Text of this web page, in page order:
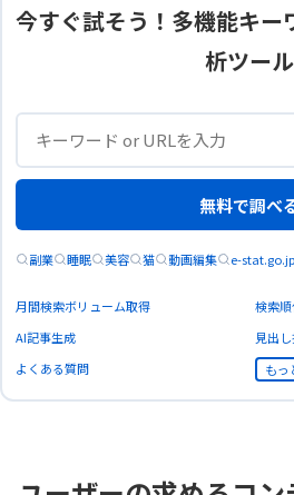
今すぐ試そう！多機能キー
析ツール
無料で調べ
副業 睡眠 美容 猫 動画編集 e-stat.go.jp
月間検索ボリューム取得
検索
AI記事生成
見出
よくある質問
もっ